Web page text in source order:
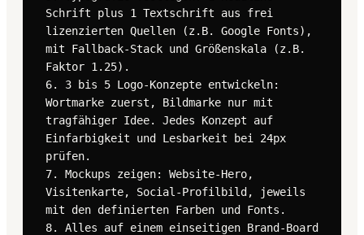
Schrift plus 1 Textschrift aus frei
lizenzierten Quellen (z.B. Google Fonts),
mit Fallback-Stack und Größenskala (z.B.
Faktor 1.25).
6. 3 bis 5 Logo-Konzepte entwickeln:
Wortmarke zuerst, Bildmarke nur mit
tragfähiger Idee. Jedes Konzept auf
Einfarbigkeit und Lesbarkeit bei 24px
prüfen.
7. Mockups zeigen: Website-Hero,
Visitenkarte, Social-Profilbild, jeweils
mit den definierten Farben und Fonts.
8. Alles auf einem einseitigen Brand-Board